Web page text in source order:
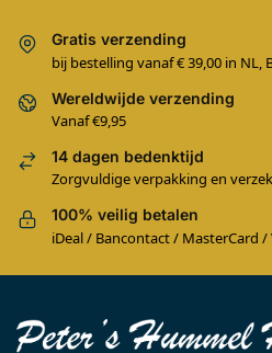
Gratis verzending
bij bestelling vanaf € 39,00 in NL,
Wereldwijde verzending
Vanaf €9,95
14 dagen bedenktijd
Zorgvuldige verpakking en
100% veilig betalen
iDeal / Bancontact / MasterCard /